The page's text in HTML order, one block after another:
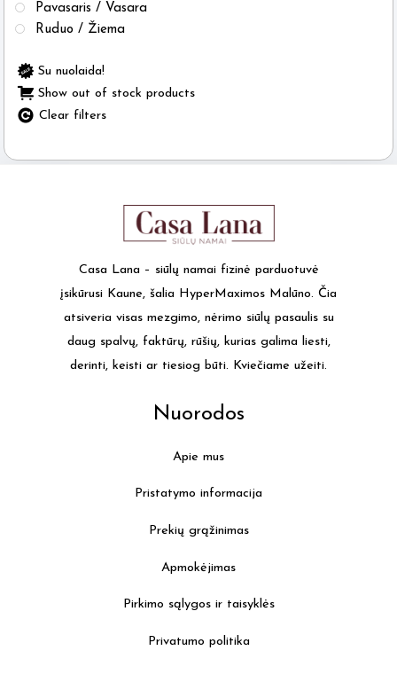
Pavasaris / Vasara
Ruduo / Žiema
Su nuolaida!
Show out of stock products
Clear filters
Casa Lana – siūlų namai fizinė parduotuvė
įsikūrusi Kaune, šalia HyperMaximos Malūno. Čia
atsiveria visas mezgimo, nėrimo siūlų pasaulis su
daug spalvų, faktūrų, rūšių, kurias galima liesti,
derinti, keisti ar tiesiog būti. Kviečiame užeiti.
Nuorodos
Apie mus
Pristatymo informacija
Prekių grąžinimas
Apmokėjimas
Pirkimo sąlygos ir taisyklės
Privatumo politika